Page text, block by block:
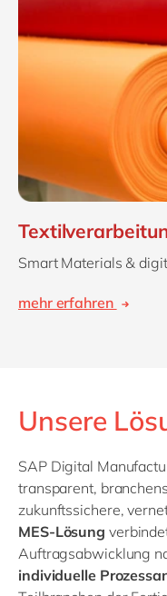
Smart Materials &
mehr erfahren
Unsere
SAP Digital
transparent,
zukunftssichere,
MES-Lösung
Auftragsabwicklung
individuelle